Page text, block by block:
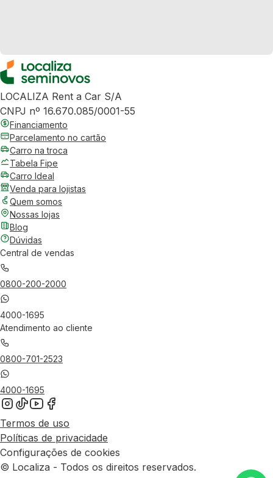
LOCALIZA Rent a Car S/A
CNPJ nº 16.670.085/0001-55
Financiamento
Parcelamento no cartão
Carro na troca
Tabela Fipe
Carro Ideal
Venda para lojistas
Quem somos
Nossas lojas
Blog
Dúvidas
Central de vendas
0800-200-2000
4000-1695
Atendimento ao cliente
0800-701-2523
4000-1695
Termos de uso
Políticas de privacidade
Configurações de cookies
© Localiza - Todos os direitos reservados.